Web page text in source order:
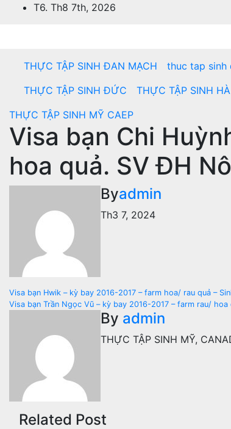
T6. Th8 7th, 2026
THỰC TẬP SINH ĐAN MẠCH thuc tap sinh
THỰC TẬP SINH ĐỨC
THỰC TẬP SINH
THỰC TẬP SINH MỸ CAEP
Visa bạn Chi
hoa quả. SV ĐH
Byadmin
Th3 7, 2024
Điều
bài
viết
Visa bạn Hwik – kỳ bay 2016-2017 – farm hoa/ rau quả –
Visa bạn Trần Ngọc Vũ – kỳ bay 2016-2017 – farm rau/ hoa
By admin
THỰC TẬP SINH MỸ,
Related Post